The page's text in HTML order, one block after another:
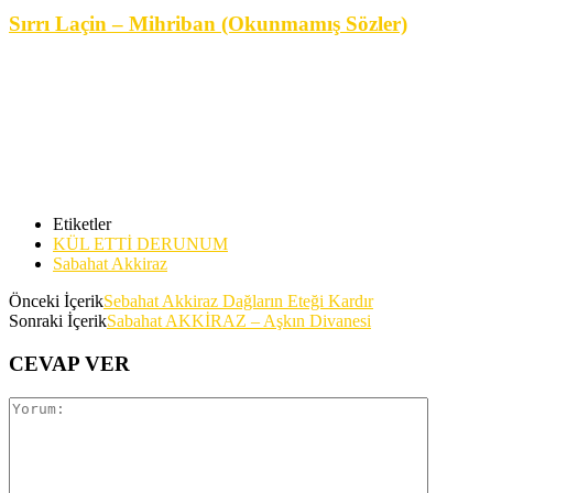
Sırrı Laçin – Mihriban (Okunmamış Sözler)
Etiketler
KÜL ETTİ DERUNUM
Sabahat Akkiraz
Önceki İçerikSebahat Akkiraz Dağların Eteği Kardır
Sonraki İçerikSabahat AKKİRAZ – Aşkın Divanesi
CEVAP VER